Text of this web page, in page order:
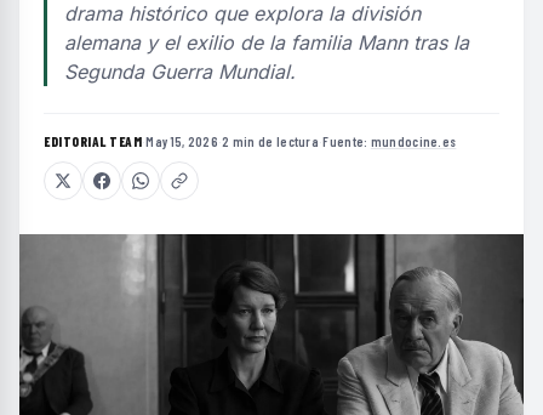
drama histórico que explora la división
alemana y el exilio de la familia Mann tras la
Segunda Guerra Mundial.
EDITORIAL TEAM·May 15, 2026·2 min de lectura·Fuente: mundocine.es